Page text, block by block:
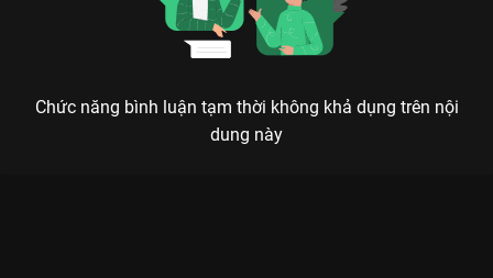
Chức năng bình luận tạm thời không khả dụng trên nội
dung này